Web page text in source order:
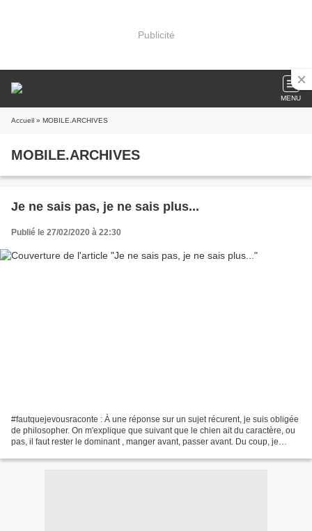
Publicité
MENU
Accueil » MOBILE.ARCHIVES
MOBILE.ARCHIVES
Je ne sais pas, je ne sais plus...
Publié le 27/02/2020 à 22:30
#fautquejevousraconte : À une réponse sur un sujet récurent, je suis obligée
de philosopher. On m'explique que suivant que le chien ait du caractère, ou
pas, il faut rester le dominant , manger avant, passer avant. Du coup, je